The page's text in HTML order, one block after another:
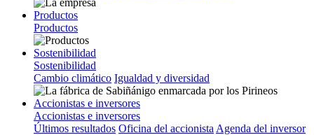
Productos
Productos
Sostenibilidad
Sostenibilidad
Cambio climático Igualdad y diversidad
Accionistas e inversores
Accionistas e inversores
Últimos resultados Oficina del accionista Agenda del inversor